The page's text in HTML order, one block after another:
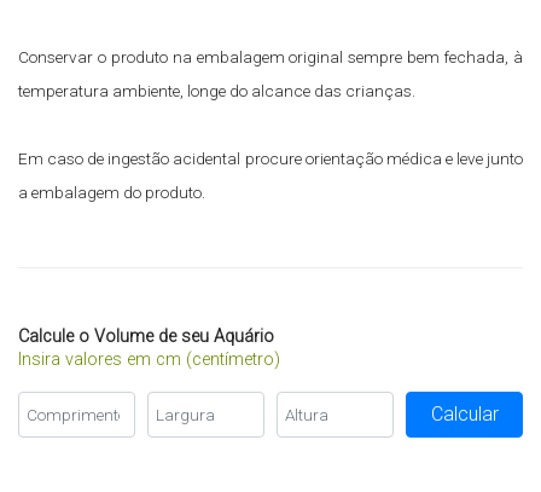
Conservar o produto na embalagem original sempre bem fechada, à
temperatura ambiente, longe do alcance das crianças.
Em caso de ingestão acidental procure orientação médica e leve junto
a embalagem do produto.
Calcule o Volume de seu Aquário
Insira valores em cm (centímetro)
Calcular